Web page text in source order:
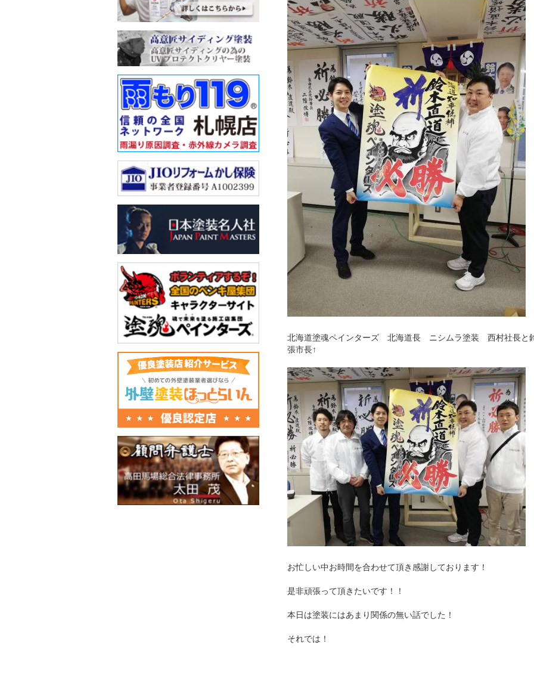
北海道塗魂ペインターズ 北海道長 ニシムラ塗装 西村社長と
張市長↑
お忙しい中お時間を合わせて頂き感謝しております！
是非頑張って頂きたいです！！
本日は塗装にはあまり関係の無い話でした！
それでは！